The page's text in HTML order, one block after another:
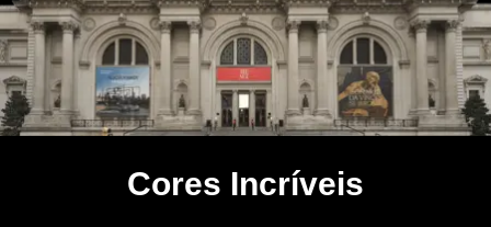
Cores Incríveis